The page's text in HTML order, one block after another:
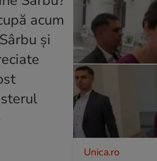
Unica.ro